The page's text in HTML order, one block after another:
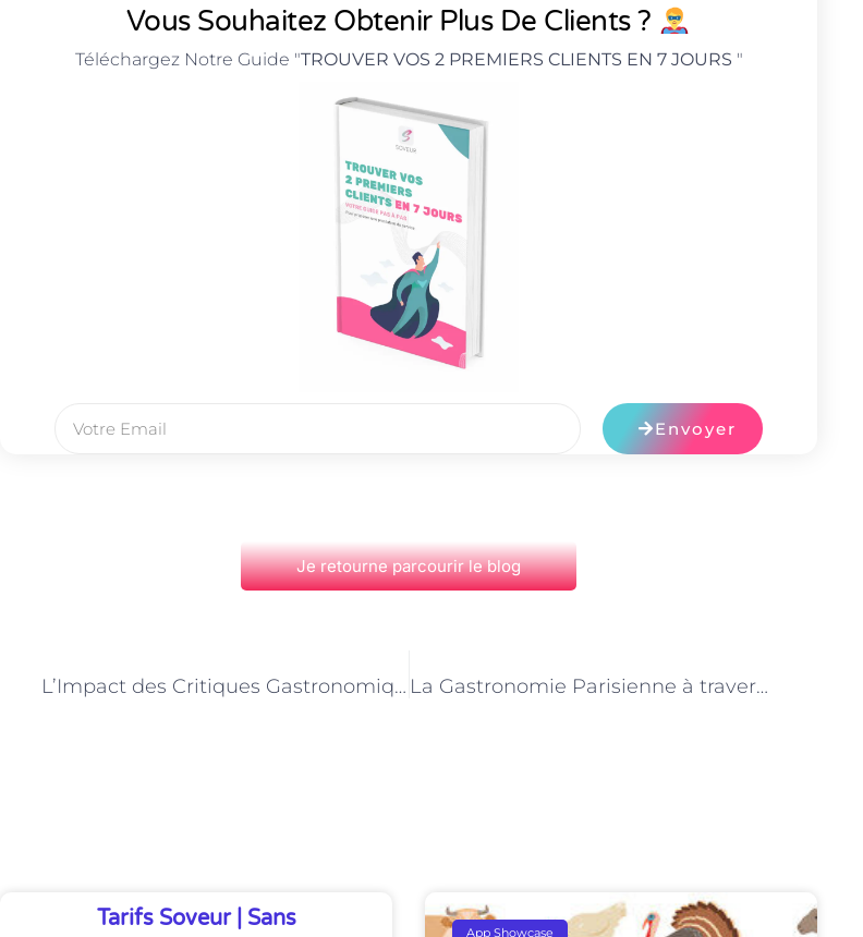
Vous Souhaitez Obtenir Plus De Clients ?
Téléchargez Notre Guide "TROUVER VOS 2 PREMIERS CLIENTS EN 7 JOURS "
Envoyer
Je retourne parcourir le blog
L’Impact des Critiques Gastronomiques sur la Scène Culinaire Parisienne La Gastronomie Parisienne à travers les Yeux des Critiques
Tarifs Soveur | Sans
App Showcase